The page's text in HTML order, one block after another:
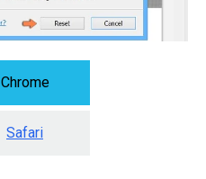
Chrome
Safari